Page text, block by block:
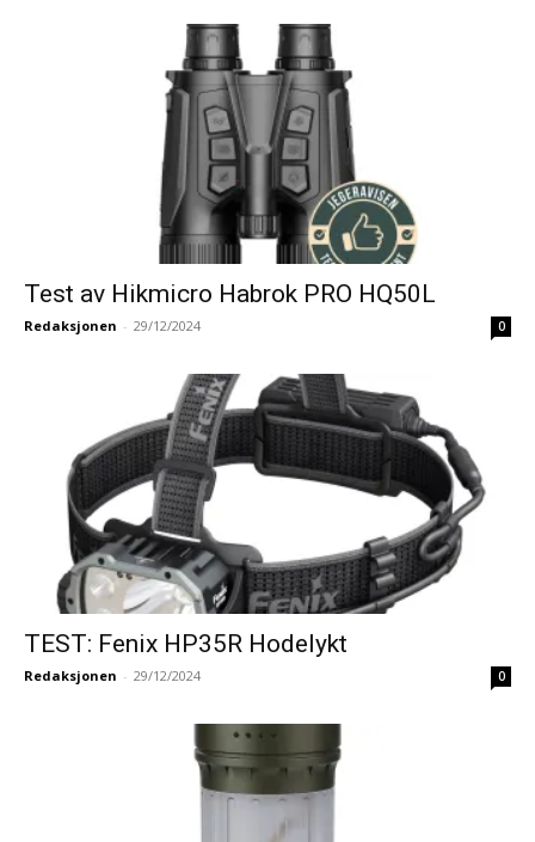
Test av Hikmicro Habrok PRO HQ50L
Redaksjonen - 29/12/2024 0
TEST: Fenix HP35R Hodelykt
Redaksjonen - 29/12/2024 0